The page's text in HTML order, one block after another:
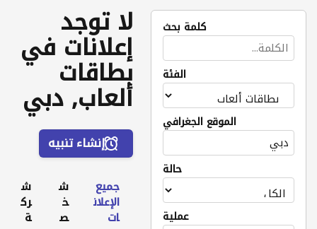
كلمة بحث
الفئة
الموقع الجغرافي
حالة
عملية
لا توجد
إعلانات في
بطاقات
ألعاب, دبي
إنشاء تنبيه
جميع
الإعلان
ات
ش
خ
ص
ش
رك
ة